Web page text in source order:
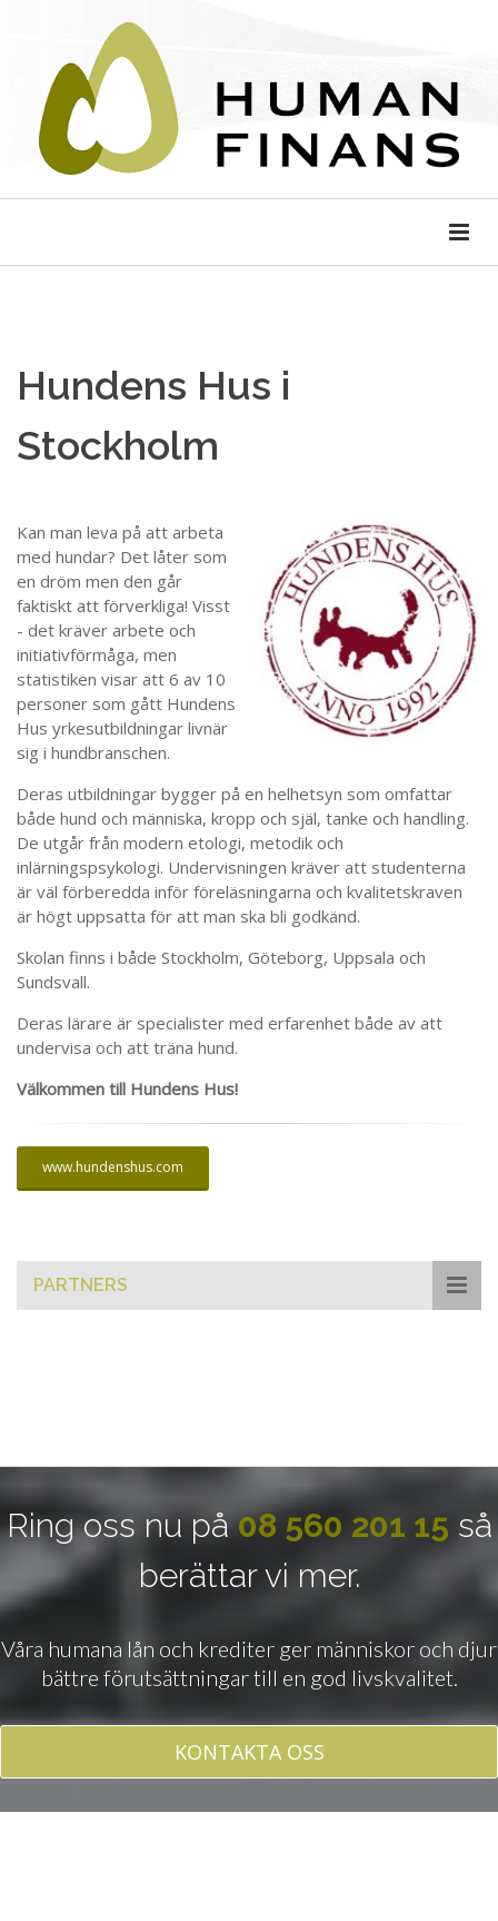
Hundens Hus i
Stockholm
Kan man leva på att arbeta
med hundar? Det låter som
en dröm men den går
faktiskt att förverkliga! Visst
- det kräver arbete och
initiativförmåga, men
statistiken visar att 6 av 10
personer som gått Hundens
Hus yrkesutbildningar livnär
sig i hundbranschen.
Deras utbildningar bygger på en helhetsyn som omfattar
både hund och människa, kropp och själ, tanke och handling.
De utgår från modern etologi, metodik och
inlärningspsykologi. Undervisningen kräver att studenterna
är väl förberedda inför föreläsningarna och kvalitetskraven
är högt uppsatta för att man ska bli godkänd.
Skolan finns i både Stockholm, Göteborg, Uppsala och
Sundsvall.
Deras lärare är specialister med erfarenhet både av att
undervisa och att träna hund.
Välkommen till Hundens Hus!
www.hundenshus.com
PARTNERS
Ring oss nu på08 560 201 15 så
berättar vi mer.
Våra humana lån och krediter ger människor och djur
bättre förutsättningar till en god livskvalitet.
KONTAKTA OSS